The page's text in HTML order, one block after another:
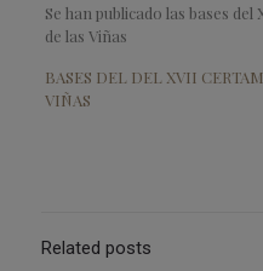
Se han publicado las bases
de las Viñas
BASES DEL DEL XVII
VIÑAS
Related posts